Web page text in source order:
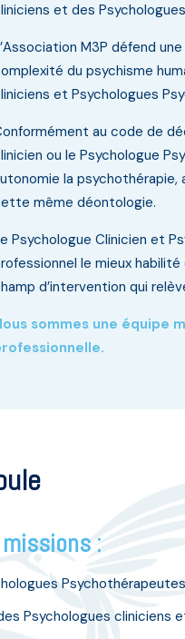
et des
M3P défend
du psychisme
et Psychologues
au code de
ou le Psychologue
la psychothérapie,
même déontologie.
Psychologue Clinicien et
le mieux
d’intervention qui
sommes une équipe
:
Psychologues cliniciens